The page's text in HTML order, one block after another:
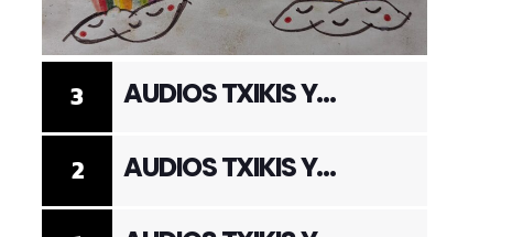
2 AUDIOS TXIKIS Y
3 AUDIOS TXIKIS Y